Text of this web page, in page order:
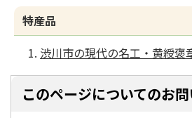
特産品
渋川市の現代の名工・黄綬褒
このページについてのお